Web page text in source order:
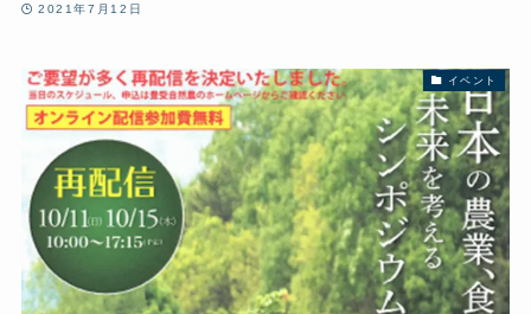
2021年7月12日
イベント